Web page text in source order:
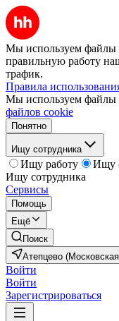
Мы используем файлы
правильную работу
трафик.
Правила
Мы используем файлы
файлов cookie
Понятно
Ищу сотрудника
Ищу работу
Ищу
Ищу сотрудника
Сервисы
Помощь
Ещё
Поиск
Атепцево
Войти
Войти
Зарегистрироваться